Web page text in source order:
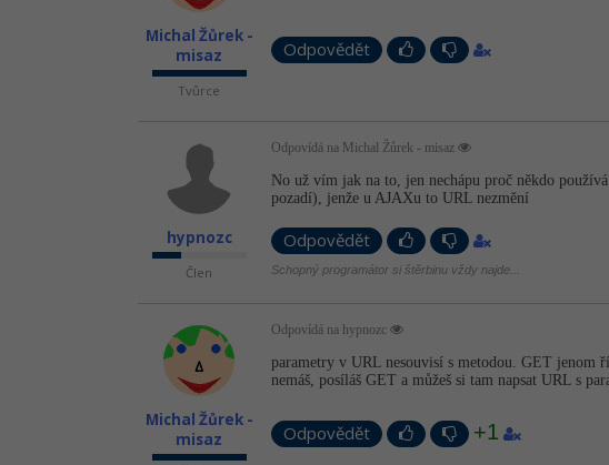
Michal Žůrek -
misaz
Tvůrce
Odpovědět
hypnozc
Člen
Odpovídá na Michal Žůrek - misaz
No už vím jak na to, jen nechápu proč někdo
pozadí), jenže u AJAXu to URL nezmění
Odpovědět
Schopný programátor si štěrbinu vždy najde...
Michal Žůrek -
misaz
Odpovídá na hypnozc
parametry v URL nesouvisí s metodou. GET jenom
nemáš, posíláš GET a můžeš si tam napsat URL s
Odpovědět +1